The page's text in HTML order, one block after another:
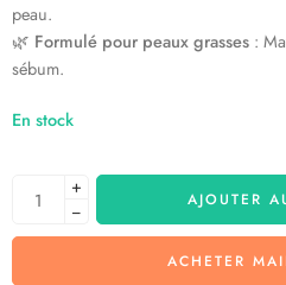
peau.
🌿 Formulé pour peaux grasses :
sébum.
En stock
+
−
AJOUTER
ACHETER